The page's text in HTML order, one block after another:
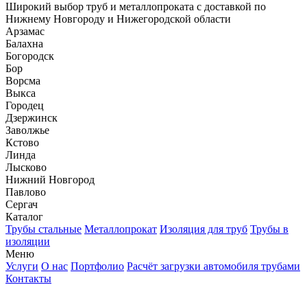
Широкий выбор труб и металлопроката с доставкой по
Нижнему Новгороду и Нижегородской области
Арзамас
Балахна
Богородск
Бор
Ворсма
Выкса
Городец
Дзержинск
Заволжье
Кстово
Линда
Лысково
Нижний Новгород
Павлово
Сергач
Каталог
Трубы стальные Металлопрокат Изоляция для труб Трубы в
изоляции
Меню
Услуги О нас Портфолио Расчёт загрузки автомобиля трубами
Контакты